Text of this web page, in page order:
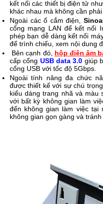
kết nối các thiết bị điện tử
khác nhau mà không cần
Ngoài các ổ cắm điện,
cổng mạng LAN để kết nối
phép bạn dễ dàng kết nối
để trình chiếu, xem nội dung
Bên cạnh đó, hộp điện âm
cấp cổng USB data 3.0 giúp
cổng USB với tốc độ 5Gbps.
Ngoài tính năng đa chức
được thiết kế với sự chú
kiểu dáng trang nhã và
với bất kỳ không gian làm
đến không gian làm việc
không gian gọn gàng và